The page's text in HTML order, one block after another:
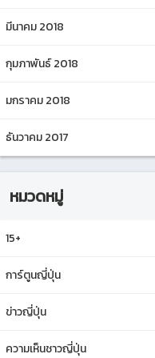
มีนาคม 2018
กุมภาพันธ์ 2018
มกราคม 2018
ธันวาคม 2017
หมวดหมู่
15+
การ์ตูนญี่ปุ่น
ข่าวญี่ปุ่น
ความเห็นชาวญี่ปุ่น